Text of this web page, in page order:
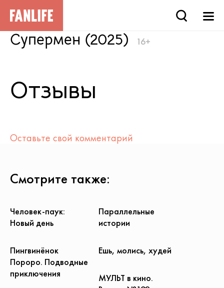
Супермен (2025) 16+
Отзывы
Оставьте свой комментарий
Смотрите также:
Человек-паук:
Новый день
Параллельные
истории
Пингвинёнок
Пороро. Подводные
приключения
Ешь, молись, худей
МУЛЬТ в кино.